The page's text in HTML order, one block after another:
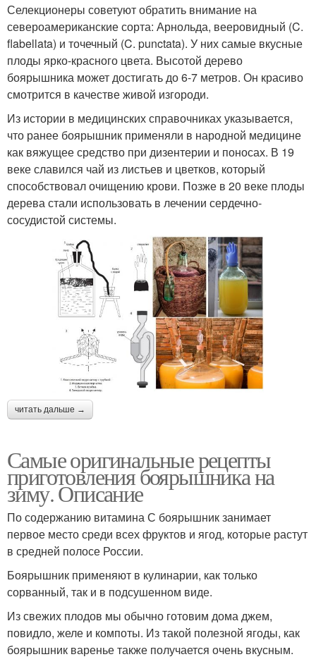
Селекционеры советуют обратить внимание на
североамериканские сорта: Арнольда, вееровидный (C.
flabellata) и точечный (C. punctata). У них самые вкусные
плоды ярко-красного цвета. Высотой дерево
боярышника может достигать до 6-7 метров. Он красиво
смотрится в качестве живой изгороди.
Из истории в медицинских справочниках указывается,
что ранее боярышник применяли в народной медицине
как вяжущее средство при дизентерии и поносах. В 19
веке славился чай из листьев и цветков, который
способствовал очищению крови. Позже в 20 веке плоды
дерева стали использовать в лечении сердечно-
сосудистой системы.
читать дальше →
Самые оригинальные рецепты
приготовления боярышника на
зиму. Описание
По содержанию витамина С боярышник занимает
первое место среди всех фруктов и ягод, которые растут
в средней полосе России.
Боярышник применяют в кулинарии, как только
сорванный, так и в подсушенном виде.
Из свежих плодов мы обычно готовим дома джем,
повидло, желе и компоты. Из такой полезной ягоды, как
боярышник варенье также получается очень вкусным.